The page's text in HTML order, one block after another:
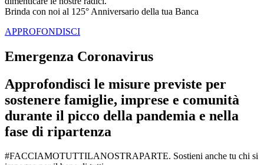
Brinda con noi al 125° Anniversario della tua Banca
APPROFONDISCI
Emergenza Coronavirus
Approfondisci le misure previste per
sostenere famiglie, imprese e comunità
durante il picco della pandemia e nella
fase di ripartenza
#FACCIAMOTUTTILANOSTRAPARTE. Sostieni anche tu chi si